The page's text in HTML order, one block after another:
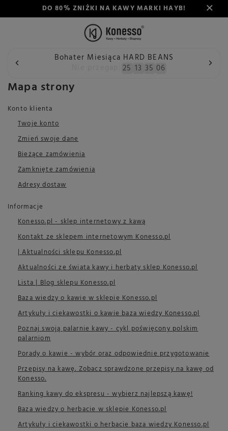
DO 80% ZNIŻKI NA KAWY MARKI HAYB!
Bohater Miesiąca HARD BEANS
25 13 35 05
Wstecz Konesso Mapa strony
Mapa strony
Konto klienta
Twoje konto
Zmień swoje dane
Bieżące zamówienia
Zamknięte zamówienia
Adresy dostaw
Informacje
Konesso.pl - sklep internetowy z kawą
Kontakt ze sklepem internetowym Konesso.pl
| Aktualności sklepu Konesso.pl
Aktualności ze świata kawy i herbaty sklep Konesso.pl
Lista | Blog sklepu Konesso.pl
Baza wiedzy o kawie w sklepie Konesso.pl
Artykuły i ciekawostki o kawie baza wiedzy Konesso.pl
Poznaj swoją palarnie kawy - cykl poświęcony polskim
palarniom
Porady o kawie - wybór oraz odpowiednie przygotowanie
Przepisy na kawę. Zobacz sprawdzone przepisy na kawę od
Konesso.
Ranking kawy do ekspresu - wybierz najlepszą kawę!
Baza wiedzy o herbacie w sklepie Konesso.pl
Artykuły i ciekawostki o herbacie baza wiedzy Konesso.pl